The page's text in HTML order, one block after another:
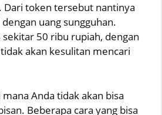
Dari token tersebut nantinya
uang sungguhan.
50 ribu rupiah, dengan
akan kesulitan mencari
Anda tidak akan bisa
Beberapa cara yang bisa